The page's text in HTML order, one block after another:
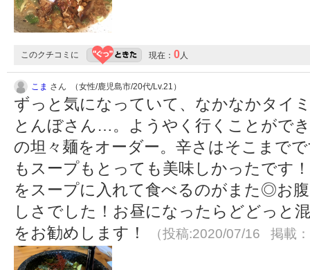
このクチコミに 現在： 0人
こま さん （女性/鹿児島市/20代/Lv.21）
ずっと気になっていて、なかなかタイ
とんぼさん…。ようやく行くことがで
の坦々麺をオーダー。辛さはそこまで
もスープもとっても美味しかったです
をスープに入れて食べるのがまた◎お
しさでした！お昼になったらどどっと
をお勧めします！
（投稿:2020/07/16 掲載